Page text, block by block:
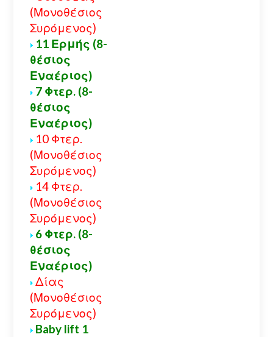
(Μονοθέσιος
Συρόμενος)
11 Ερμής (8-
θέσιος
Εναέριος)
7 Φτερ. (8-
θέσιος
Εναέριος)
10 Φτερ.
(Μονοθέσιος
Συρόμενος)
14 Φτερ.
(Μονοθέσιος
Συρόμενος)
6 Φτερ. (8-
θέσιος
Εναέριος)
Δίας
(Μονοθέσιος
Συρόμενος)
Baby lift 1